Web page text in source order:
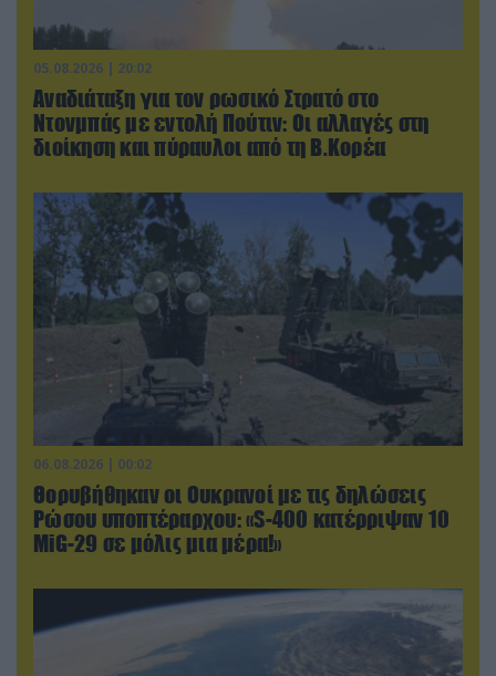
05.08.2026 | 20:02
Αναδιάταξη για τον ρωσικό Στρατό στο
Ντονμπάς με εντολή Πούτιν: Οι αλλαγές στη
διοίκηση και πύραυλοι από τη Β.Κορέα
06.08.2026 | 00:02
Θορυβήθηκαν οι Ουκρανοί με τις δηλώσεις
Ρώσου υποπτέραρχου: «S-400 κατέρριψαν 10
MiG-29 σε μόλις μια μέρα!»